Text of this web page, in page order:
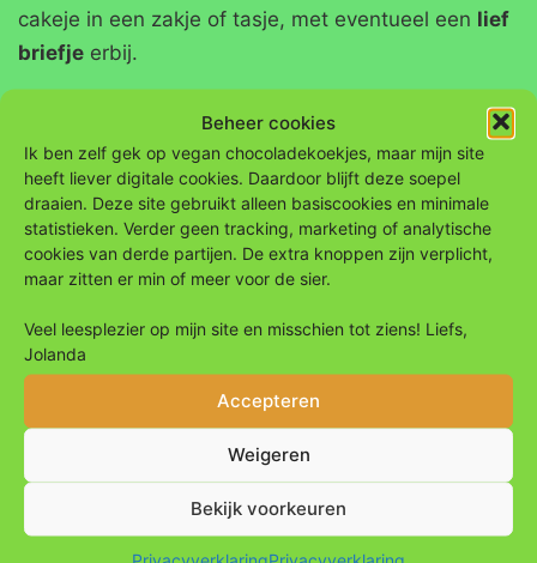
Beheer cookies
Ik ben zelf gek op vegan chocoladekoekjes, maar mijn site
heeft liever digitale cookies. Daardoor blijft deze soepel
draaien. Deze site gebruikt alleen basiscookies en minimale
statistieken. Verder geen tracking, marketing of analytische
cookies van derde partijen. De extra knoppen zijn verplicht,
maar zitten er min of meer voor de sier.
Veel leesplezier op mijn site en misschien tot ziens! Liefs,
Jolanda
Accepteren
Weigeren
Bekijk voorkeuren
PrivacyverklaringPrivacyverklaring
cakeje in een zakje of tasje, met eventueel een lief
briefje erbij.
Contact
Telefoon en Signal:
06-46 55 14 75
info@koken-is-liefde.nl
Adres: